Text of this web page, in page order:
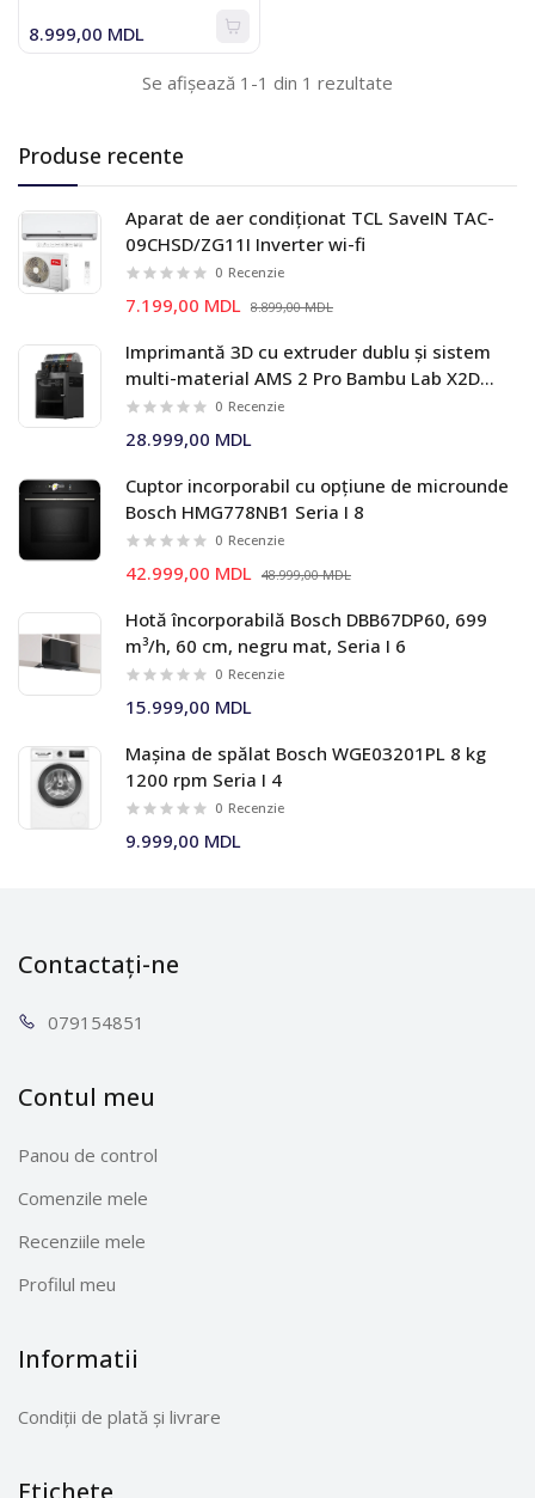
Produse recente
Aparat de aer condiționat TCL SaveIN TAC-
09CHSD/ZG11I Inverter wi-fi
0 Recenzie
7.199,00 MDL 8.899,00 MDL
Imprimantă 3D cu extruder dublu și sistem
multi-material AMS 2 Pro Bambu Lab X2D
Combo
0 Recenzie
28.999,00 MDL
Cuptor incorporabil cu opțiune de microunde
Bosch HMG778NB1 Seria I 8
0 Recenzie
42.999,00 MDL 48.999,00 MDL
Hotă încorporabilă Bosch DBB67DP60, 699
m³/h, 60 cm, negru mat, Seria I 6
0 Recenzie
15.999,00 MDL
Mașina de spălat Bosch WGE03201PL 8 kg
1200 rpm Seria I 4
0 Recenzie
9.999,00 MDL
8.999,00 MDL
Se afișează 1-1 din 1 rezultate
Contactați-ne
0791 54851
Contul meu
Panou de control
Comenzile mele
Recenziile mele
Profilul meu
Informatii
Condiții de plată și livrare
Etichete